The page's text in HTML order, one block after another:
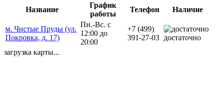
Название
График
работы
Телефон Наличие
м. Чистые Пруды (ул.
Покровка, д. 17)
Пн.-Вс. с
12:00 до
20:00
+7 (499)
391-27-03 достаточно
загрузка карты...